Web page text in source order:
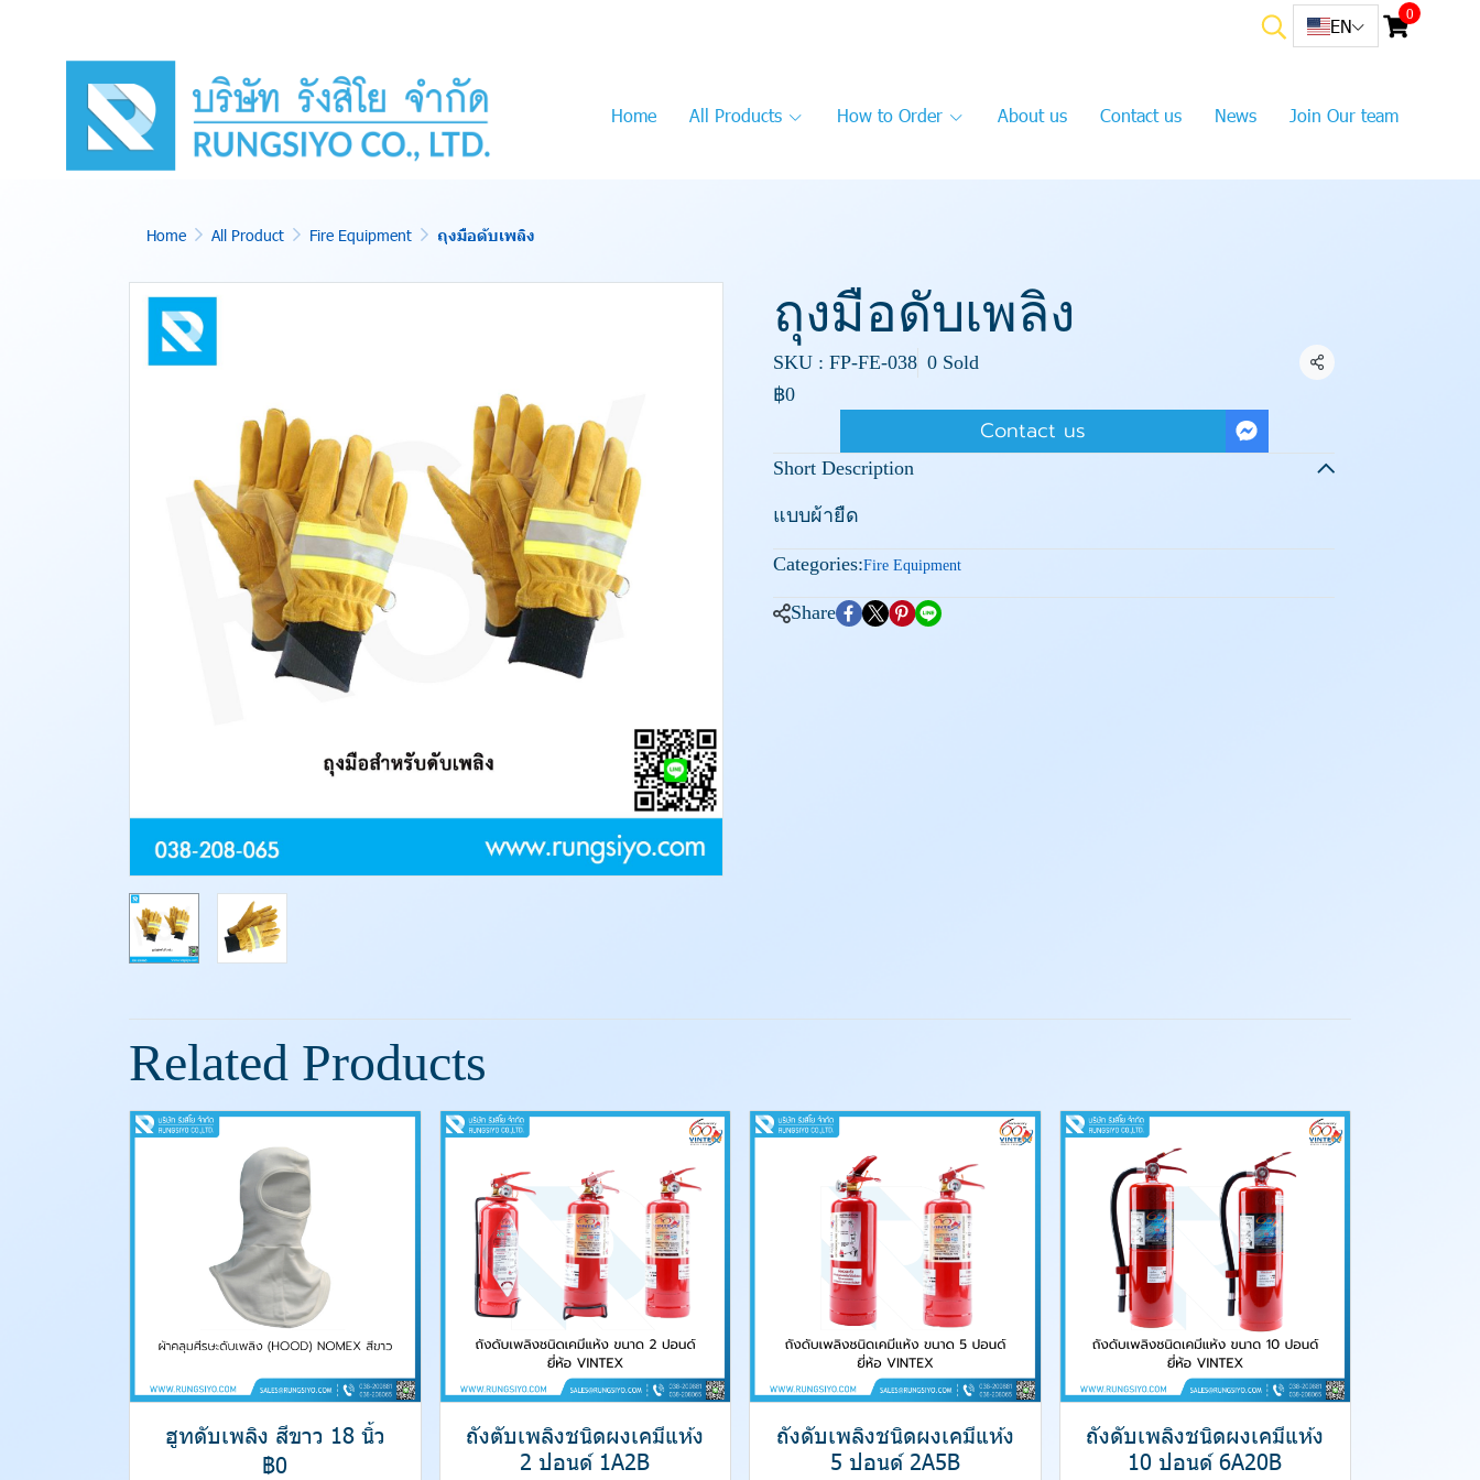
EN
0
Home All Products How to Order About us Contact us News Join Our team
Home All Product Fire Equipment ถุงมือดับเพลิง
ถุงมือดับเพลิง
SKU : FP-FE-038 0 Sold Share
฿0
Contact us
Short Description
แบบผ้ายืด
Categories:Fire Equipment
Share
Related Products
ฮูทดับเพลิง สีขาว 18 นิ้ว
฿0
ถังตับเพลิงชนิดผงเคมีแห้ง
2 ปอนด์ 1A2B
ถังดับเพลิงชนิดผงเคมีแห้ง
5 ปอนด์ 2A5B
ถังดับเพลิงชนิดผงเคมีแห้ง
10 ปอนด์ 6A20B